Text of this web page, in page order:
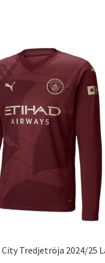
De
olika
väljas
Tredjetröja 2024/25